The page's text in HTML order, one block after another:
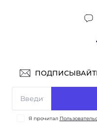
Я прочитал